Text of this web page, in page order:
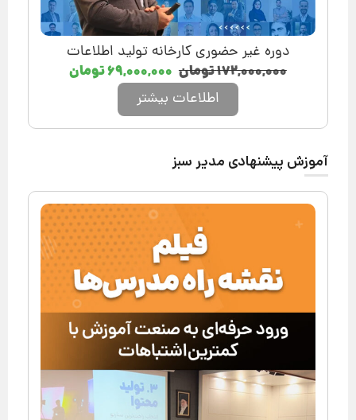
دوره غیر حضوری کارخانه تولید اطلاعات
۱۷۲,۰۰۰,۰۰۰تومان ۶۹,۰۰۰,۰۰۰تومان
اطلاعات بیشتر
آموزش پیشنهادی مدیر سبز